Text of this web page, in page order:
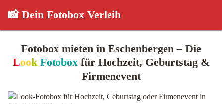
📸 Dein Fotobox Verleih
Fotobox mieten in Eschenbergen – Die
Look Fotoboxfür Hochzeit, Geburtstag &
Firmenevent